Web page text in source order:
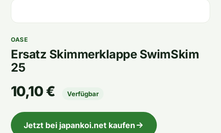
OASE
Ersatz Skimmerklappe SwimSkim
25
10,10 € Verfügbar
Jetzt bei japankoi.net kaufen